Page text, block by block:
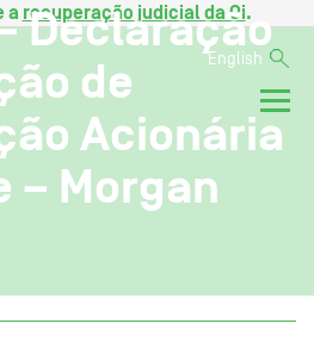
a recuperação judicial da Oi.
English
Declaração
de
Acionária
– Morgan